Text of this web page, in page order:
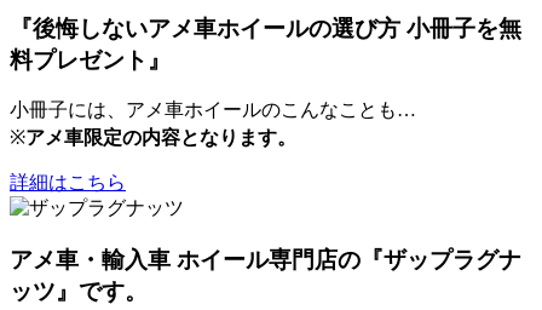
『後悔しないアメ車ホイールの選び方 小冊子を無
料プレゼント』
小冊子には、アメ車ホイールのこんなことも…
※アメ車限定の内容となります。
詳細はこちら
アメ車・輸入車 ホイール専門店の『ザップラグナ
ッツ』です。